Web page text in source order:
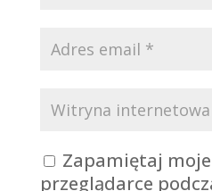
Zapamiętaj
przeglądarce